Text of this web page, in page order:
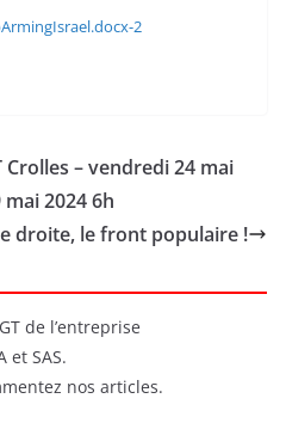
2
Crolles – vendredi 24 mai
2024 6h
droite, le front populaire !
de l’entreprise
et SAS.
nos articles.